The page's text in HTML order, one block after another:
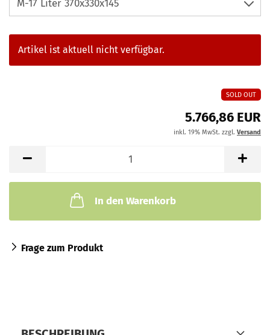
Artikel ist aktuell nicht verfügbar.
SOLD OUT
5.766,86 EUR
inkl. 19% MwSt. zzgl. Versand
In den Warenkorb
Frage zum Produkt